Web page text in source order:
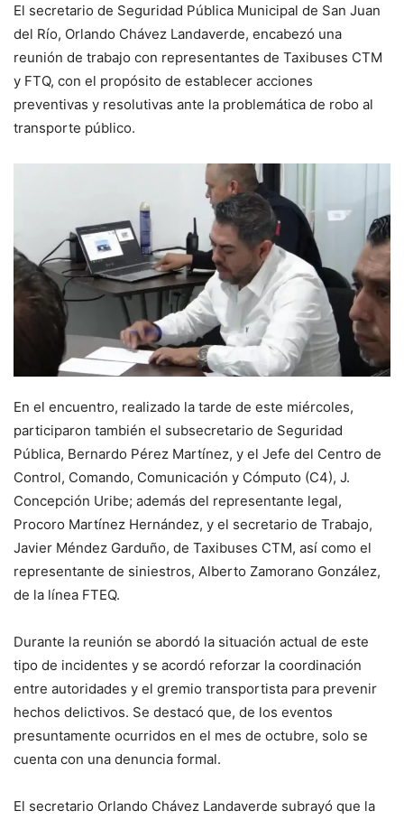
El secretario de Seguridad Pública Municipal de San Juan
del Río, Orlando Chávez Landaverde, encabezó una
reunión de trabajo con representantes de Taxibuses CTM
y FTQ, con el propósito de establecer acciones
preventivas y resolutivas ante la problemática de robo al
transporte público.
En el encuentro, realizado la tarde de este miércoles,
participaron también el subsecretario de Seguridad
Pública, Bernardo Pérez Martínez, y el Jefe del Centro de
Control, Comando, Comunicación y Cómputo (C4), J.
Concepción Uribe; además del representante legal,
Procoro Martínez Hernández, y el secretario de Trabajo,
Javier Méndez Garduño, de Taxibuses CTM, así como el
representante de siniestros, Alberto Zamorano González,
de la línea FTEQ.
Durante la reunión se abordó la situación actual de este
tipo de incidentes y se acordó reforzar la coordinación
entre autoridades y el gremio transportista para prevenir
hechos delictivos. Se destacó que, de los eventos
presuntamente ocurridos en el mes de octubre, solo se
cuenta con una denuncia formal.
El secretario Orlando Chávez Landaverde subrayó que la